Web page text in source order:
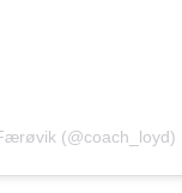
(@coach_loyd)